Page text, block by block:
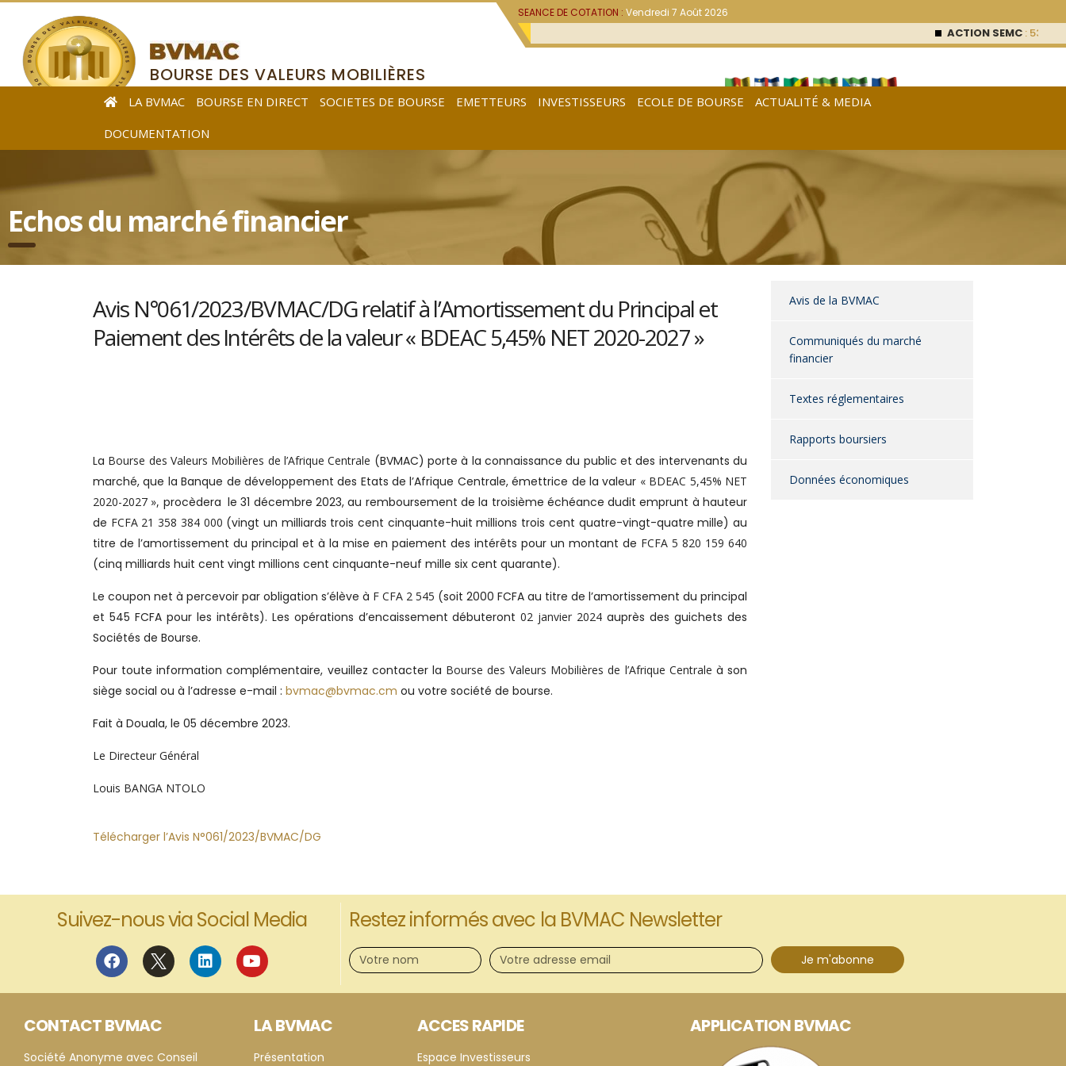
SEANCE DE COTATION :Vendredi 7 Août 2026
ACTION SEMC: 53 000
BOURSE DES VALEURS MOBILIÈRES
DE L’AFRIQUE CENTRALE
LA BVMAC BOURSE EN DIRECT SOCIETES DE BOURSE EMETTEURS INVESTISSEURS ECOLE DE BOURSE
ACTUALITÉ & MEDIA
DOCUMENTATION
Echos du marché financier
Avis N°061/2023/BVMAC/DG relatif à l’Amortissement du Principal et
Paiement des Intérêts de la valeur « BDEAC 5,45% NET 2020-2027 »
La Bourse des Valeurs Mobilières de l’Afrique Centrale (BVMAC) porte à la connaissance du public et des intervenants du
marché, que la Banque de développement des Etats de l’Afrique Centrale, émettrice de la valeur « BDEAC 5,45% NET
2020-2027 », procèdera le 31 décembre 2023, au remboursement de la troisième échéance dudit emprunt à hauteur
de FCFA 21 358 384 000 (vingt un milliards trois cent cinquante-huit millions trois cent quatre-vingt-quatre mille) au
titre de l’amortissement du principal et à la mise en paiement des intérêts pour un montant de FCFA 5 820 159 640
(cinq milliards huit cent vingt millions cent cinquante-neuf mille six cent quarante).
Le coupon net à percevoir par obligation s’élève à F CFA 2 545 (soit 2000 FCFA au titre de l’amortissement du principal
et 545 FCFA pour les intérêts). Les opérations d’encaissement débuteront02 janvier 2024 auprès des guichets des
Sociétés de Bourse.
Pour toute information complémentaire, veuillez contacter la Bourse des Valeurs Mobilières de l’Afrique Centrale à son
siège social ou à l’adresse e-mail : bvmac@bvmac.cm ou votre société de bourse.
Fait à Douala, le 05 décembre 2023.
Le Directeur Général
Louis BANGA NTOLO
Télécharger l’Avis N°061/2023/BVMAC/DG
Avis de la BVMAC
Communiqués du marché
financier
Textes réglementaires
Rapports boursiers
Données économiques
Suivez-nous via Social Media Restez informés avec la BVMAC Newsletter
Je m'abonne
CONTACT BVMAC
Société Anonyme avec Conseil
LA BVMAC
Présentation
ACCES RAPIDE
Espace Investisseurs
APPLICATION BVMAC